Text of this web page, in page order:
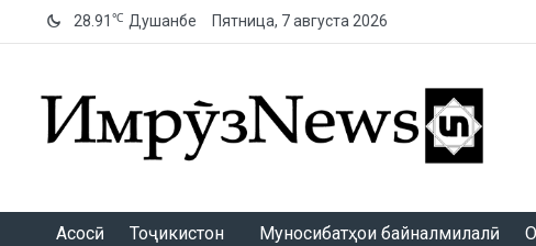
28.91 ℃ Душанбе Пятница, 7 августа 2026
Асосӣ Тоҷикистон Муносибатҳои байналмилалӣ